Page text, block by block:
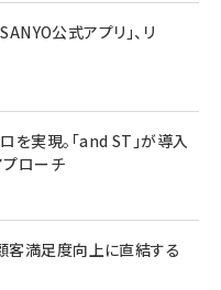
公式アプリ」、リ
実現。「and ST」が導入
ローチ
客満足度向上に直結する